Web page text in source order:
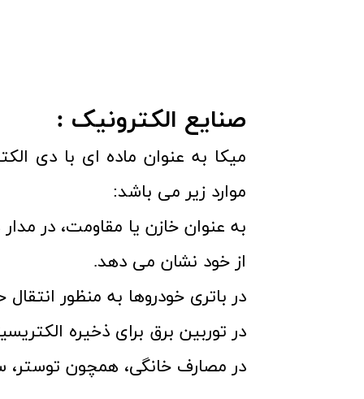
صنایع الکترونیک :
میکا به عنوان ماده ای با دی
موارد زیر می باشد:
به عنوان خازن یا مقاومت، در
از خود نشان می دهد.
در باتری خودروها به منظور
در توربین برق برای ذخیره
در مصارف خانگی، همچون توستر،